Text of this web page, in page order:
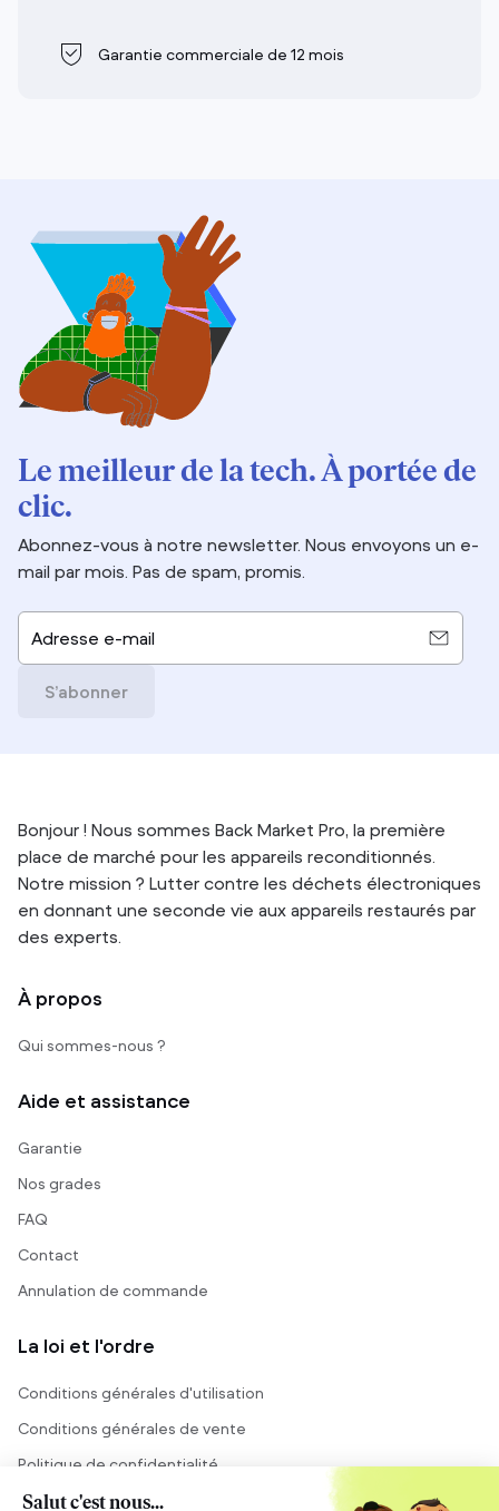
Garantie commerciale de 12 mois
Le meilleur de la tech. À portée de
clic.
Abonnez-vous à notre newsletter. Nous envoyons un e-
mail par mois. Pas de spam, promis.
Adresse e-mail
S’abonner
Bonjour ! Nous sommes Back Market Pro, la première
place de marché pour les appareils reconditionnés.
Notre mission ? Lutter contre les déchets électroniques
en donnant une seconde vie aux appareils restaurés par
des experts.
À propos
Qui sommes-nous ?
Aide et assistance
Garantie
Nos grades
FAQ
Contact
Annulation de commande
La loi et l'ordre
Conditions générales d'utilisation
Conditions générales de vente
Politique de confidentialité
Mentions légales